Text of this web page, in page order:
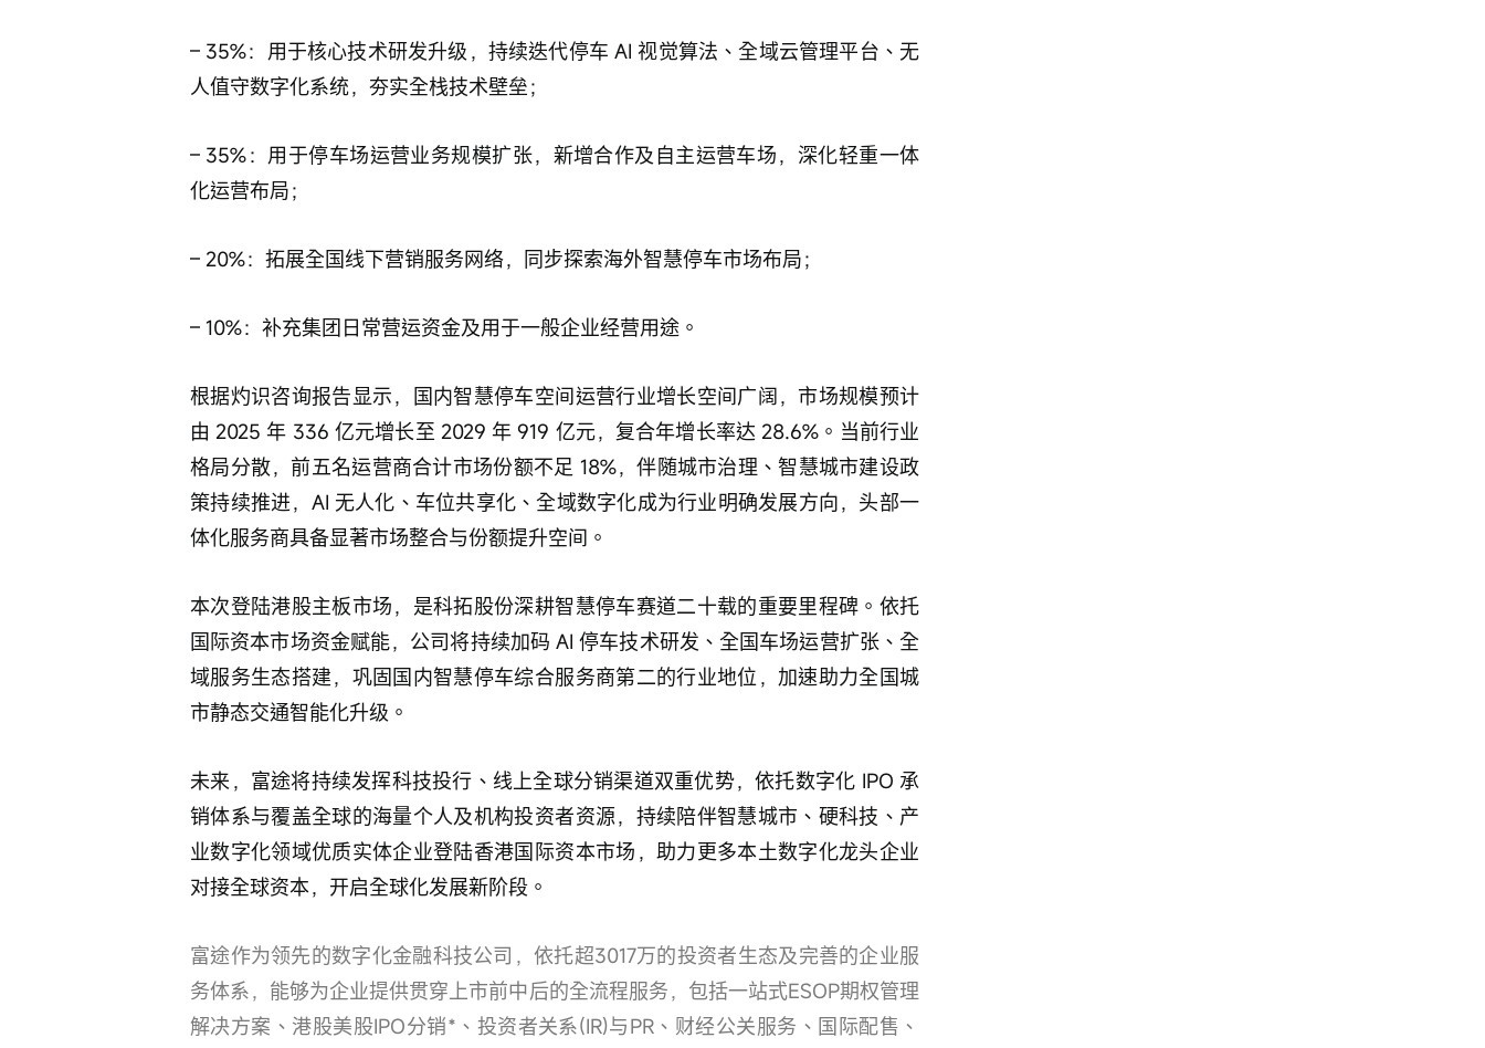
– 35%：用于核心技术研发升级，持续迭代停车 AI 视觉算法、全域云管理平台、无
人值守数字化系统，夯实全栈技术壁垒；
– 35%：用于停车场运营业务规模扩张，新增合作及自主运营车场，深化轻重一体
化运营布局；
– 20%：拓展全国线下营销服务网络，同步探索海外智慧停车市场布局；
– 10%：补充集团日常营运资金及用于一般企业经营用途。
根据灼识咨询报告显示，国内智慧停车空间运营行业增长空间广阔，市场规模预计
由 2025 年 336 亿元增长至 2029 年 919 亿元，复合年增长率达 28.6%。当前行业
格局分散，前五名运营商合计市场份额不足 18%，伴随城市治理、智慧城市建设政
策持续推进，AI 无人化、车位共享化、全域数字化成为行业明确发展方向，头部一
体化服务商具备显著市场整合与份额提升空间。
本次登陆港股主板市场，是科拓股份深耕智慧停车赛道二十载的重要里程碑。依托
国际资本市场资金赋能，公司将持续加码 AI 停车技术研发、全国车场运营扩张、全
域服务生态搭建，巩固国内智慧停车综合服务商第二的行业地位，加速助力全国城
市静态交通智能化升级。
未来，富途将持续发挥科技投行、线上全球分销渠道双重优势，依托数字化 IPO 承
销体系与覆盖全球的海量个人及机构投资者资源，持续陪伴智慧城市、硬科技、产
业数字化领域优质实体企业登陆香港国际资本市场，助力更多本土数字化龙头企业
对接全球资本，开启全球化发展新阶段。
富途作为领先的数字化金融科技公司，依托超3017万的投资者生态及完善的企业服
务体系，能够为企业提供贯穿上市前中后的全流程服务，包括一站式ESOP期权管理
解决方案、港股美股IPO分销*、投资者关系(IR)与PR、财经公关服务、国际配售、